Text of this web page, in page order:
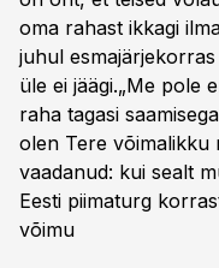
oma rahast ikkagi
juhul
üle ei jäägi.„Me pole
raha tagasi
olen Tere võimalikku
vaadanud: kui sealt
Eesti piimaturg
võimu